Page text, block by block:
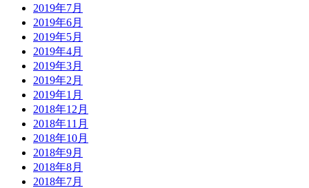
2019年7月
2019年6月
2019年5月
2019年4月
2019年3月
2019年2月
2019年1月
2018年12月
2018年11月
2018年10月
2018年9月
2018年8月
2018年7月